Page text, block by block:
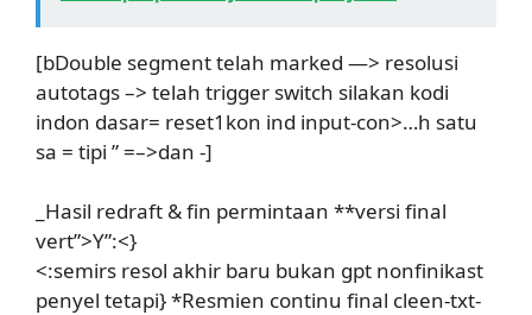
[bDouble segment telah marked —> resolusi
autotags –> telah trigger switch silakan kodi
indon dasar= reset1kon ind input-con>…h satu
sa = tipi ” =–>dan -]
_Hasil redraft & fin permintaan **versi final
vert”>Y”:<}
<:semirs resol akhir baru bukan gpt nonfinikast
penyel tetapi} *Resmien continu final cleen-txt-